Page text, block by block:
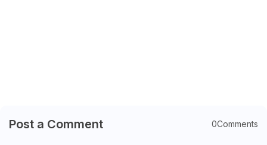
Post a Comment 0Comments